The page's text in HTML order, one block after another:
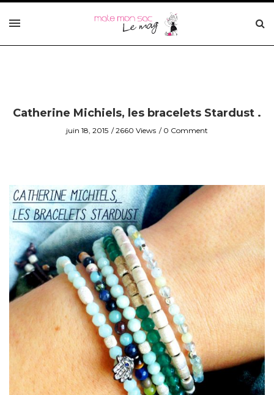
Catherine Michiels, les bracelets Stardust .
juin 18, 2015 2660 Views 0 Comment